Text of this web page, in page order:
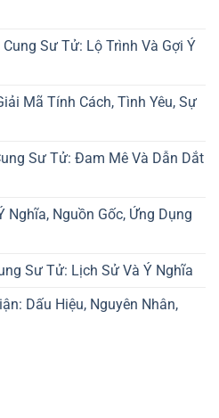
Sư Tử: Lộ Trình Và Gợi Ý
Mã Tính Cách, Tình Yêu, Sự
Sư Tử: Đam Mê Và Dẫn Dắt
Nghĩa, Nguồn Gốc, Ứng Dụng
Sư Tử: Lịch Sử Và Ý Nghĩa
Dấu Hiệu, Nguyên Nhân,